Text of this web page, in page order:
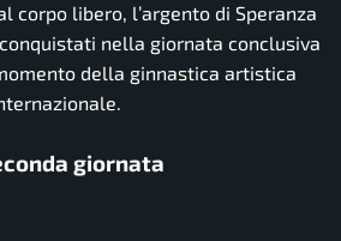
corpo libero, l’argento di Speranza
nella giornata conclusiva
della ginnastica artistica
giornata